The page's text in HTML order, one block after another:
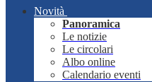
Novità
Panoramica
Le notizie
Le circolari
Albo online
Calendario eventi